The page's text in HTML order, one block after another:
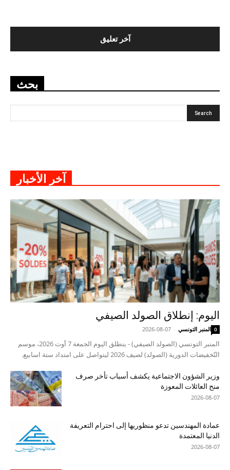
بحث
آخر الأخبار
اليوم: إنطلاق الصولد الصيفي
المنبر التونسي -
2026-08-07 0
المنبر التونسي (الصولد الصيفي) - ينطلق اليوم الجمعة 7 أوت 2026، موسم
التّخفيضات الدورية (الصولد) لصيف 2026 ليتواصل على امتداد ستة اسابيع.
وزير الشؤون الاجتماعية يكشف أسباب تأخر صرف
منح العائلات المعوزة
2026-08-07
عمادة المهندسين تدعو منظوريها إلى احترام التعريفة
الدنيا المعتمدة
2026-08-07